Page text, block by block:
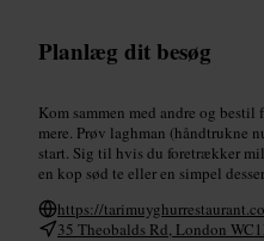
Planlæg dit besøg
Kom sammen med andre og
mere. Prøv laghman (håndtrukne
start. Sig til hvis du foretrækker
en kop sød te eller en simpel
https://
35 Theobalds Rd, London